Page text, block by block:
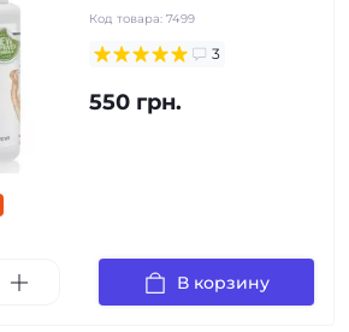
Код товара: 7499
3
550 грн.
В корзину